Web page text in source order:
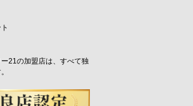
21の加盟店は、すべて独